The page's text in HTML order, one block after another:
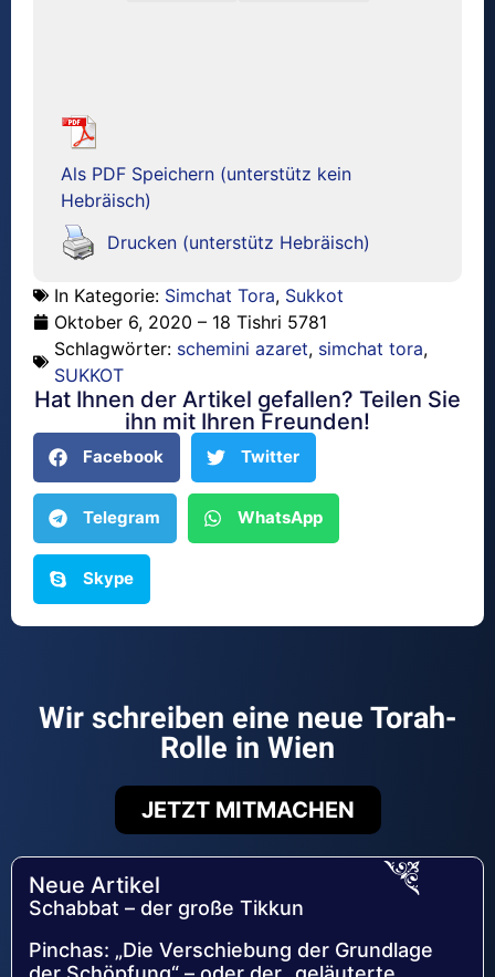
Als PDF Speichern (unterstütz kein
Hebräisch)
Drucken (unterstütz Hebräisch)
In Kategorie: Simchat Tora, Sukkot
Oktober 6, 2020 – 18 Tishri 5781
Schlagwörter: schemini azaret, simchat tora,
SUKKOT
Hat Ihnen der Artikel gefallen? Teilen Sie
ihn mit Ihren Freunden!
Facebook Twitter
Telegram WhatsApp
Skype
Wir schreiben eine neue Torah-
Rolle in Wien
JETZT MITMACHEN
Neue Artikel
Schabbat – der große Tikkun
Pinchas: „Die Verschiebung der Grundlage